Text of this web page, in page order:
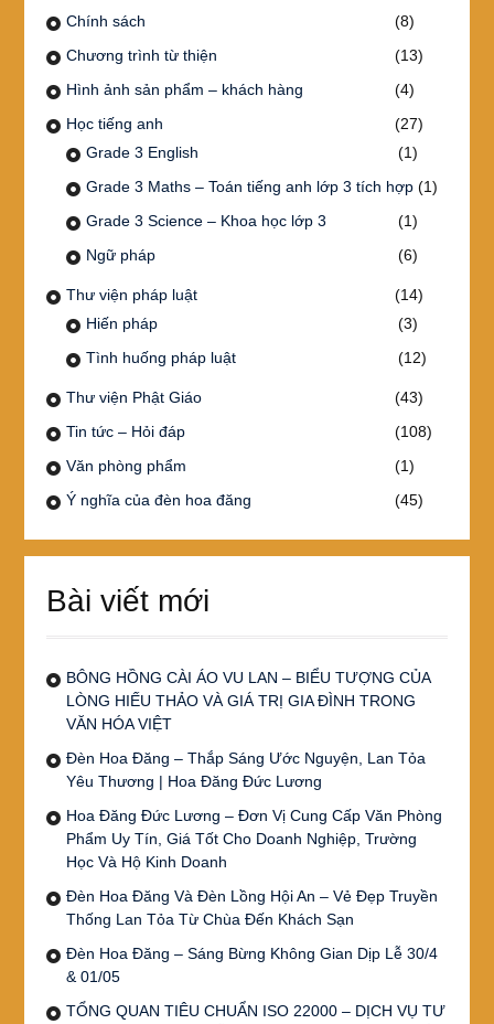
Chính sách
(8)
Chương trình từ thiện
(13)
Hình ảnh sản phẩm – khách hàng
(4)
Học tiếng anh
(27)
Grade 3 English
(1)
Grade 3 Maths – Toán tiếng anh lớp 3 tích hợp(1)
Grade 3 Science – Khoa học lớp 3
(1)
Ngữ pháp
(6)
Thư viện pháp luật
(14)
Hiến pháp
(3)
Tình huống pháp luật
(12)
Thư viện Phật Giáo
(43)
Tin tức – Hỏi đáp
(108)
Văn phòng phẩm
(1)
Ý nghĩa của đèn hoa đăng
(45)
Bài viết mới
BÔNG HỒNG CÀI ÁO VU LAN – BIỂU TƯỢNG CỦA
LÒNG HIẾU THẢO VÀ GIÁ TRỊ GIA ĐÌNH TRONG
VĂN HÓA VIỆT
Đèn Hoa Đăng – Thắp Sáng Ước Nguyện, Lan Tỏa
Yêu Thương | Hoa Đăng Đức Lương
Hoa Đăng Đức Lương – Đơn Vị Cung Cấp Văn Phòng
Phẩm Uy Tín, Giá Tốt Cho Doanh Nghiệp, Trường
Học Và Hộ Kinh Doanh
Đèn Hoa Đăng Và Đèn Lồng Hội An – Vẻ Đẹp Truyền
Thống Lan Tỏa Từ Chùa Đến Khách Sạn
Đèn Hoa Đăng – Sáng Bừng Không Gian Dịp Lễ 30/4
& 01/05
TỔNG QUAN TIÊU CHUẨN ISO 22000 – DỊCH VỤ TƯ